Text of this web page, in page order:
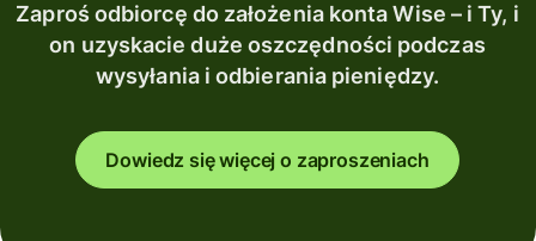
Zaproś odbiorcę do założenia konta Wise – i Ty, i
on uzyskacie duże oszczędności podczas
wysyłania i odbierania pieniędzy.
Dowiedz się więcej o zaproszeniach